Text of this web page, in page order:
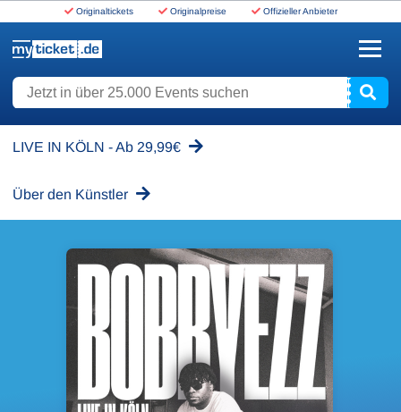
Originaltickets Originalpreise Offizieller Anbieter
Jetzt in über 25.000 Events suchen
LIVE IN KÖLN - Ab 29,99€
Über den Künstler